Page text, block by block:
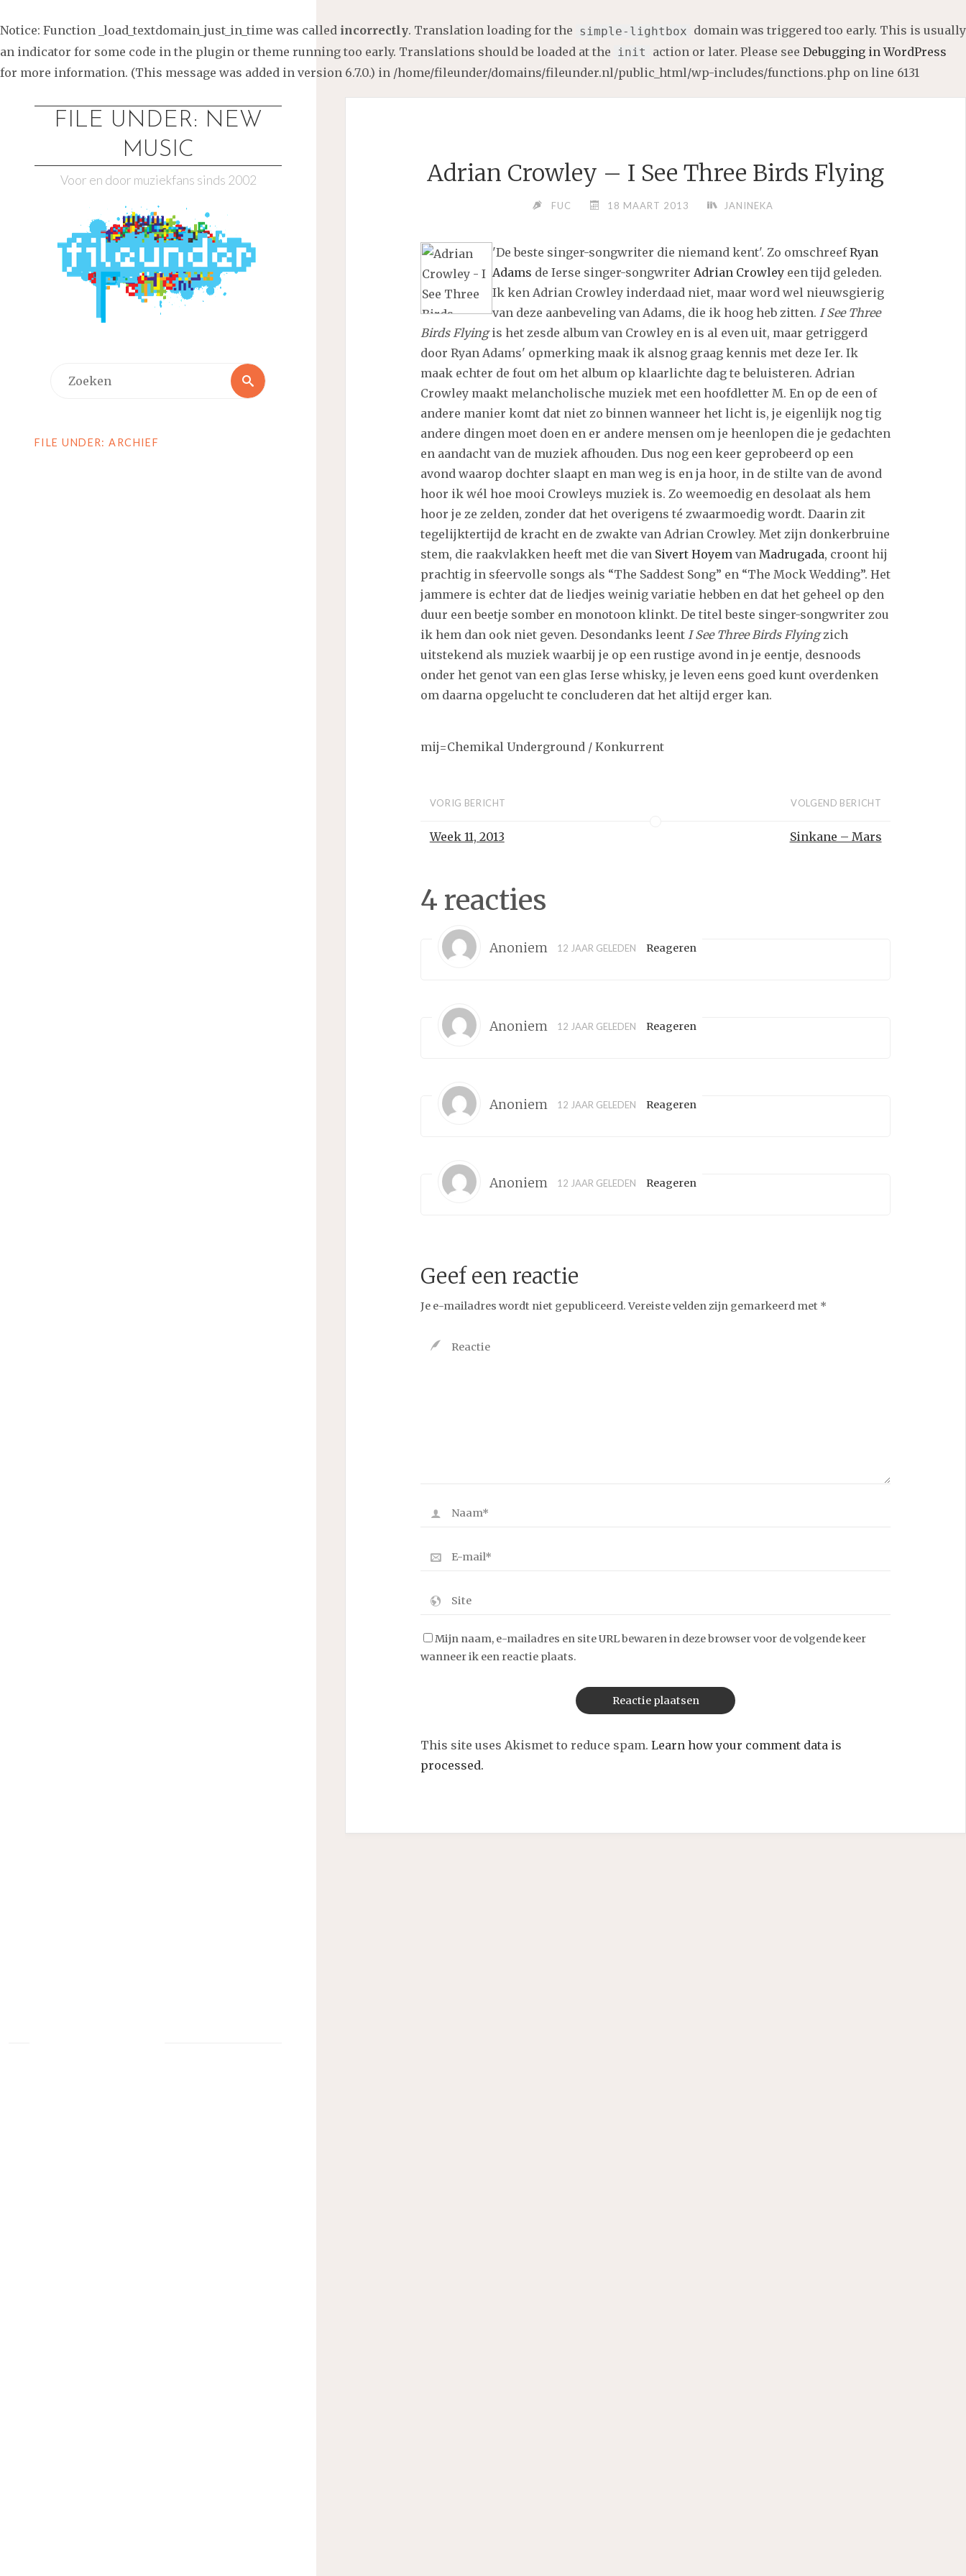
Notice: Function _load_textdomain_just_in_time was called incorrectly. Translation loading for the simple-lightbox domain was triggered too early. This is usually
an indicator for some code in the plugin or theme running too early. Translations should be loaded at the init action or later. Please see Debugging in WordPress
for more information. (This message was added in version 6.7.0.) in /home/fileunder/domains/fileunder.nl/public_html/wp-includes/functions.php on line 6131
FILE UNDER: NEW
MUSIC
Voor en door muziekfans sinds 2002
Zoeken
FILE UNDER: ARCHIEF
Adrian Crowley – I See Three Birds Flying
FUC 18 MAART 2013 JANINEKA
'De beste singer-songwriter die niemand kent'. Zo omschreefRyan
Adams de Ierse singer-songwriter Adrian Crowleyeen tijd geleden.
Ik ken Adrian Crowley inderdaad niet, maar word wel nieuwsgierig
van deze aanbeveling van Adams, die ik hoog heb zitten. I See Three
Birds Flyingis het zesde album van Crowley en is al even uit, maar getriggerd
door Ryan Adams' opmerking maak ik alsnog graag kennis met deze Ier. Ik
maak echter de fout om het album op klaarlichte dag te beluisteren. Adrian
Crowley maakt melancholische muziek met een hoofdletter M. En op de een of
andere manier komt dat niet zo binnen wanneer het licht is, je eigenlijk nog tig
andere dingen moet doen en er andere mensen om je heenlopen die je gedachten
en aandacht van de muziek afhouden. Dus nog een keer geprobeerd op een
avond waarop dochter slaapt en man weg is en ja hoor, in de stilte van de avond
hoor ik wél hoe mooi Crowleys muziek is. Zo weemoedig en desolaat als hem
hoor je ze zelden, zonder dat het overigens té zwaarmoedig wordt. Daarin zit
tegelijktertijd de kracht en de zwakte van Adrian Crowley. Met zijn donkerbruine
stem, die raakvlakken heeft met die van Sivert Hoyemvan Madrugada, croont hij
prachtig in sfeervolle songs als “The Saddest Song” en “The Mock Wedding”. Het
jammere is echter dat de liedjes weinig variatie hebben en dat het geheel op den
duur een beetje somber en monotoon klinkt. De titel beste singer-songwriter zou
ik hem dan ook niet geven. Desondanks leent I See Three Birds Flyingzich
uitstekend als muziek waarbij je op een rustige avond in je eentje, desnoods
onder het genot van een glas Ierse whisky, je leven eens goed kunt overdenken
om daarna opgelucht te concluderen dat het altijd erger kan.
mij=Chemikal Underground / Konkurrent
VORIG BERICHT
Week 11, 2013
VOLGEND BERICHT
Sinkane – Mars
4 reacties
Anoniem 12 JAAR GELEDEN Reageren
Anoniem 12 JAAR GELEDEN Reageren
Anoniem 12 JAAR GELEDEN Reageren
Anoniem 12 JAAR GELEDEN Reageren
Geef een reactie
Je e-mailadres wordt niet gepubliceerd. Vereiste velden zijn gemarkeerd met *
Mijn naam, e-mailadres en site URL bewaren in deze browser voor de volgende keer
wanneer ik een reactie plaats.
This site uses Akismet to reduce spam. Learn how your comment data is
processed.